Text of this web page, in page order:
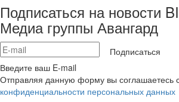
Подписаться на новости
Медиа группы Авангард
Подписаться
Введите ваш E-mail
Отправляя данную форму вы соглашаетесь
конфиденциальности персональных данных